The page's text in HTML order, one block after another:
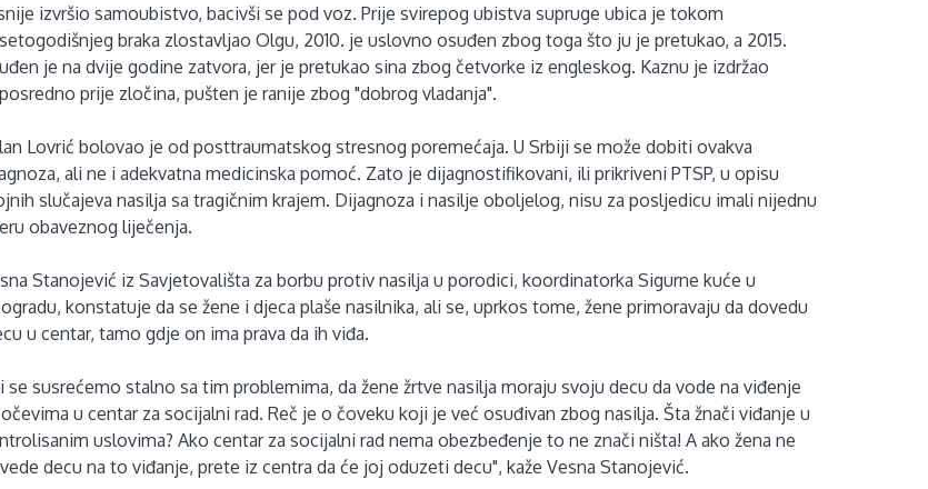
izvršio samoubistvo, bacivši se pod voz. Prije svirepog ubistva supruge ubica je tokom
braka zlostavljao Olgu, 2010. je uslovno osuđen zbog toga što ju je pretukao, a 2015.
je na dvije godine zatvora, jer je pretukao sina zbog četvorke iz engleskog. Kaznu je izdržao
prije zločina, pušten je ranije zbog "dobrog vladanja".
Lovrić bolovao je od posttraumatskog stresnog poremećaja. U Srbiji se može dobiti ovakva
ali ne i adekvatna medicinska pomoć. Zato je dijagnostifikovani, ili prikriveni PTSP, u opisu
slučajeva nasilja sa tragičnim krajem. Dijagnoza i nasilje oboljelog, nisu za posljedicu imali nijednu
obaveznog liječenja.
Stanojević iz Savjetovališta za borbu protiv nasilja u porodici, koordinatorka Sigurne kuće u
konstatuje da se žene i djeca plaše nasilnika, ali se, uprkos tome, žene primoravaju da dovedu
u centar, tamo gdje on ima prava da ih viđa.
se susrećemo stalno sa tim problemima, da žene žrtve nasilja moraju svoju decu da vode na viđenje
u centar za socijalni rad. Reč je o čoveku koji je već osuđivan zbog nasilja. Šta žnači viđanje u
uslovima? Ako centar za socijalni rad nema obezbeđenje to ne znači ništa! A ako žena ne
decu na to viđanje, prete iz centra da će joj oduzeti decu", kaže Vesna Stanojević.